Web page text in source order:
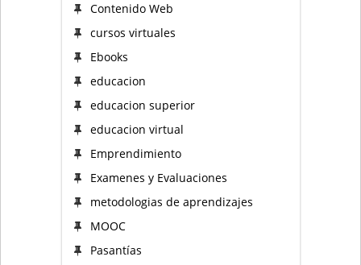
Contenido Web
cursos virtuales
Ebooks
educacion
educacion superior
educacion virtual
Emprendimiento
Examenes y Evaluaciones
metodologias de aprendizajes
MOOC
Pasantías